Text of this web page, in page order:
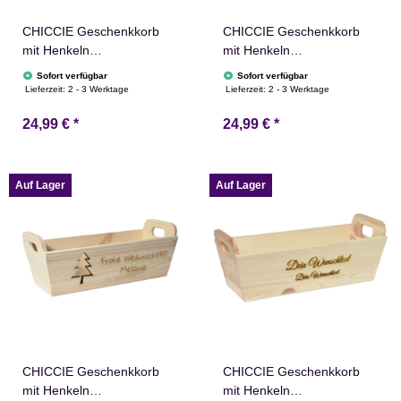
CHICCIE Geschenkkorb
mit Henkeln
Personalisierbar Stern
Wunschtext 35x11x13cm
Geschenkidee Holzkiste
Adventskalender Nikolaus
Sofort verfügbar
Lieferzeit:2 - 3 Werktage
24,99 € *
CHICCIE Geschenkkorb
mit Henkeln
Personalisierbar
Sternschnuppe Wunschtext
Holz Geschenkidee
Adventskalender Nikolaus
Sofort verfügbar
Lieferzeit:2 - 3 Werktage
24,99 € *
Auf Lager
CHICCIE Geschenkkorb
mit Henkeln
Auf Lager
CHICCIE Geschenkkorb
mit Henkeln